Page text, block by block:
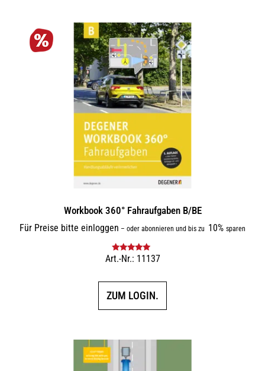
Workbook 360° Fahraufgaben B/BE
Für Preise bitte einloggen – oder abonnieren und bis zu 10% sparen
Bewertet mit
Art.-Nr.: 11137
ZUM LOGIN.